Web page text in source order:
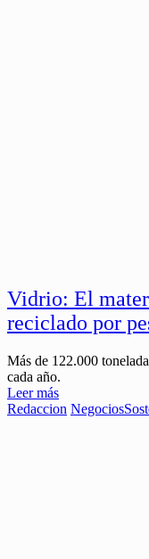
Vidrio: El
reciclado por
Más de 122.000
cada año.
Leer más
Redaccion Negocios